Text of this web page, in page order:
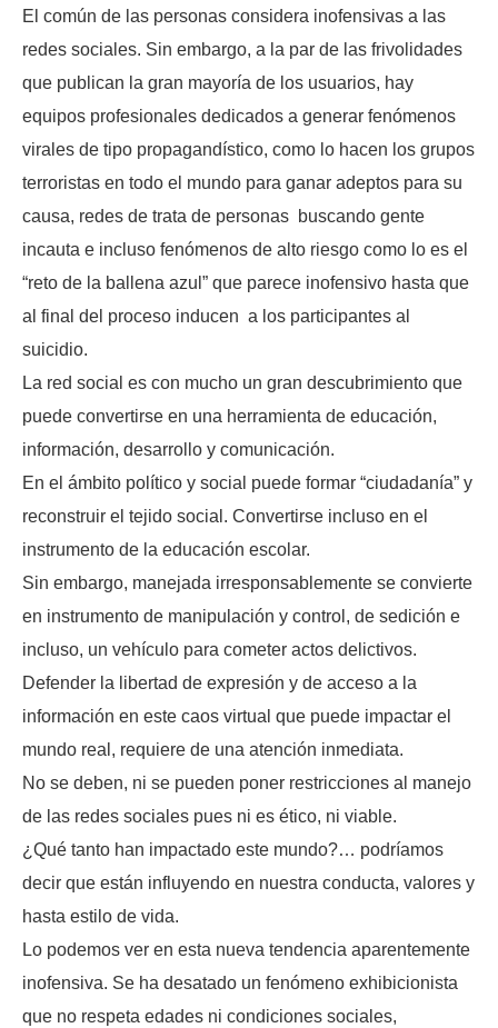
El común de las personas considera inofensivas a las
redes sociales. Sin embargo, a la par de las frivolidades
que publican la gran mayoría de los usuarios, hay
equipos profesionales dedicados a generar fenómenos
virales de tipo propagandístico, como lo hacen los grupos
terroristas en todo el mundo para ganar adeptos para su
causa, redes de trata de personas buscando gente
incauta e incluso fenómenos de alto riesgo como lo es el
“reto de la ballena azul” que parece inofensivo hasta que
al final del proceso inducen a los participantes al
suicidio.
La red social es con mucho un gran descubrimiento que
puede convertirse en una herramienta de educación,
información, desarrollo y comunicación.
En el ámbito político y social puede formar “ciudadanía” y
reconstruir el tejido social. Convertirse incluso en el
instrumento de la educación escolar.
Sin embargo, manejada irresponsablemente se convierte
en instrumento de manipulación y control, de sedición e
incluso, un vehículo para cometer actos delictivos.
Defender la libertad de expresión y de acceso a la
información en este caos virtual que puede impactar el
mundo real, requiere de una atención inmediata.
No se deben, ni se pueden poner restricciones al manejo
de las redes sociales pues ni es ético, ni viable.
¿Qué tanto han impactado este mundo?… podríamos
decir que están influyendo en nuestra conducta, valores y
hasta estilo de vida.
Lo podemos ver en esta nueva tendencia aparentemente
inofensiva. Se ha desatado un fenómeno exhibicionista
que no respeta edades ni condiciones sociales,